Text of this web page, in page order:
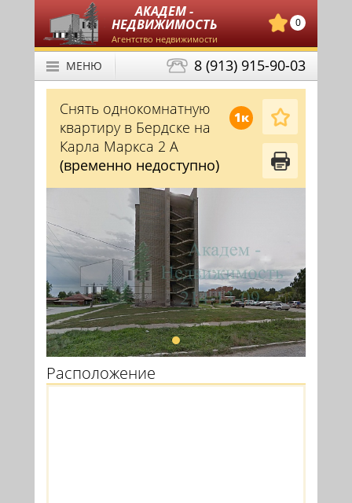
АКАДЕМ -
НЕДВИЖИМОСТЬ
Агентство недвижимости
0
8 (913) 915-90-03
МЕНЮ
1к
Снять однокомнатную
квартиру в Бердске на
Карла Маркса 2 А
(временно недоступно)
Расположение